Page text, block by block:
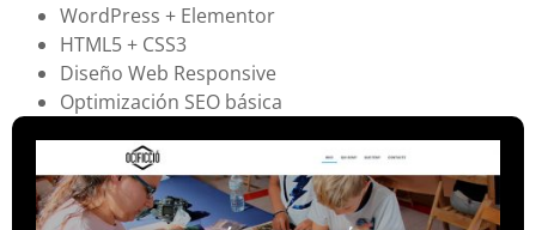
WordPress + Elementor
HTML5 + CSS3
Diseño Web Responsive
Optimización SEO básica